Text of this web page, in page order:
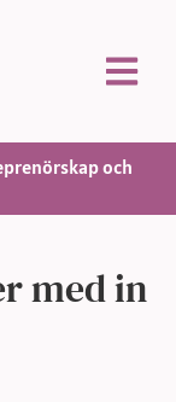
och
med in